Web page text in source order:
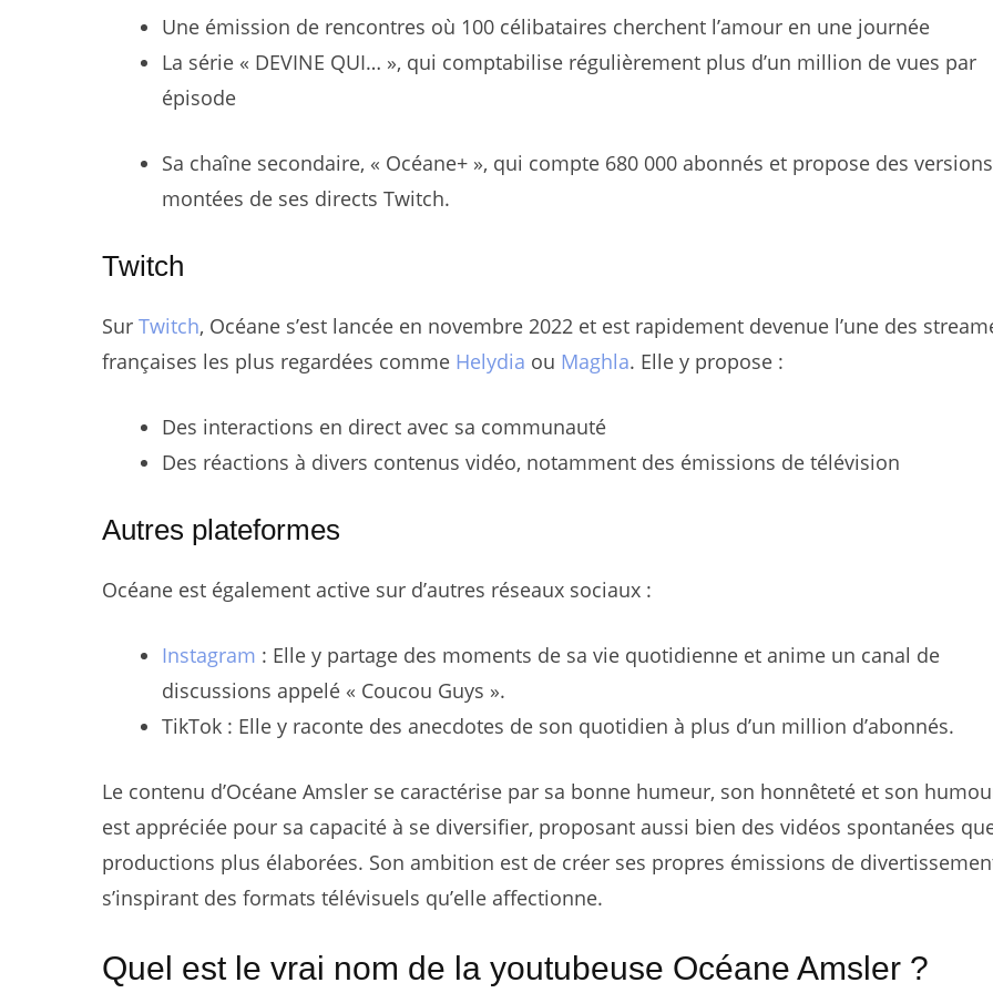
Une émission de rencontres où 100 célibataires cherchent l’amour en une journée
La série « DEVINE QUI… », qui comptabilise régulièrement plus d’un million de vues par
épisode
Sa chaîne secondaire, « Océane+ », qui compte 680 000 abonnés et propose des versions
montées de ses directs Twitch.
Twitch
Sur Twitch, Océane s’est lancée en novembre 2022 et est rapidement devenue l’une des
françaises les plus regardées comme Helydia ou Maghla. Elle y propose :
Des interactions en direct avec sa communauté
Des réactions à divers contenus vidéo, notamment des émissions de télévision
Autres plateformes
Océane est également active sur d’autres réseaux sociaux :
Instagram : Elle y partage des moments de sa vie quotidienne et anime un canal de
discussions appelé « Coucou Guys ».
TikTok : Elle y raconte des anecdotes de son quotidien à plus d’un million d’abonnés.
Le contenu d’Océane Amsler se caractérise par sa bonne humeur, son honnêteté et son
est appréciée pour sa capacité à se diversifier, proposant aussi bien des vidéos spontanées
productions plus élaborées. Son ambition est de créer ses propres émissions de
s’inspirant des formats télévisuels qu’elle affectionne.
Quel est le vrai nom de la youtubeuse Océane Amsler ?